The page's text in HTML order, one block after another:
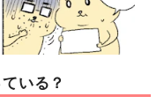
いる？